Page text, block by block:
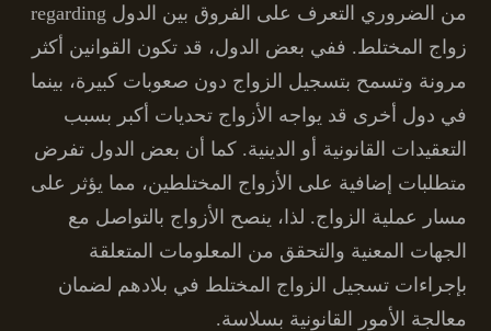
من الضروري التعرف على الفروق بين الدول regarding
زواج المختلط. ففي بعض الدول، قد تكون القوانين أكثر
مرونة وتسمح بتسجيل الزواج دون صعوبات كبيرة، بينما
في دول أخرى قد يواجه الأزواج تحديات أكبر بسبب
التعقيدات القانونية أو الدينية. كما أن بعض الدول تفرض
متطلبات إضافية على الأزواج المختلطين، مما يؤثر على
مسار عملية الزواج. لذا، ينصح الأزواج بالتواصل مع
الجهات المعنية والتحقق من المعلومات المتعلقة
بإجراءات تسجيل الزواج المختلط في بلادهم لضمان
معالجة الأمور القانونية بسلاسة.